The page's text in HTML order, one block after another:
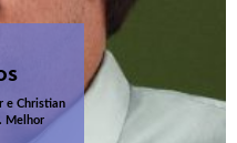
e Christian
Melhor